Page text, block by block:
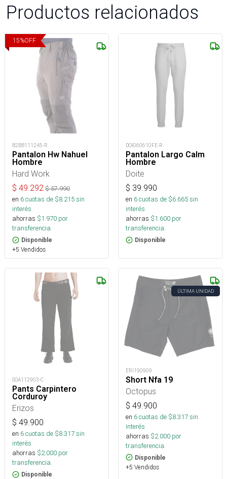
Productos relacionados
15%OFF
B2BB111245-R
Pantalon Hw Nahuel
Hombre
Hard Work
$ 49.292 $57.990
en 6cuotas de $8.215sin
interés
ahorras $1.970 por
transferencia.
Disponible
+5 Vendidos
DOI060610FE-R
Pantalon Largo Calm
Hombre
Doite
$ 39.990
en 6cuotas de $6.665sin
interés
ahorras $1.600 por
transferencia.
Disponible
SOA112903-C
Pants Carpintero
Corduroy
Erizos
$ 49.900
en 6cuotas de $8.317sin
interés
ahorras $2.000 por
transferencia.
Disponible
ÚLTIMA UNIDAD
ERI190909
Short Nfa 19
Octopus
$ 49.900
en 6cuotas de $8.317sin
interés
ahorras $2.000 por
transferencia.
Disponible
+5 Vendidos